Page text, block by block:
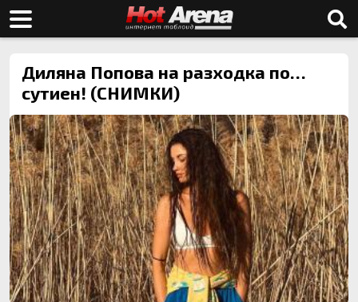
Диляна Попова на разходка по…
сутиен! (СНИМКИ)